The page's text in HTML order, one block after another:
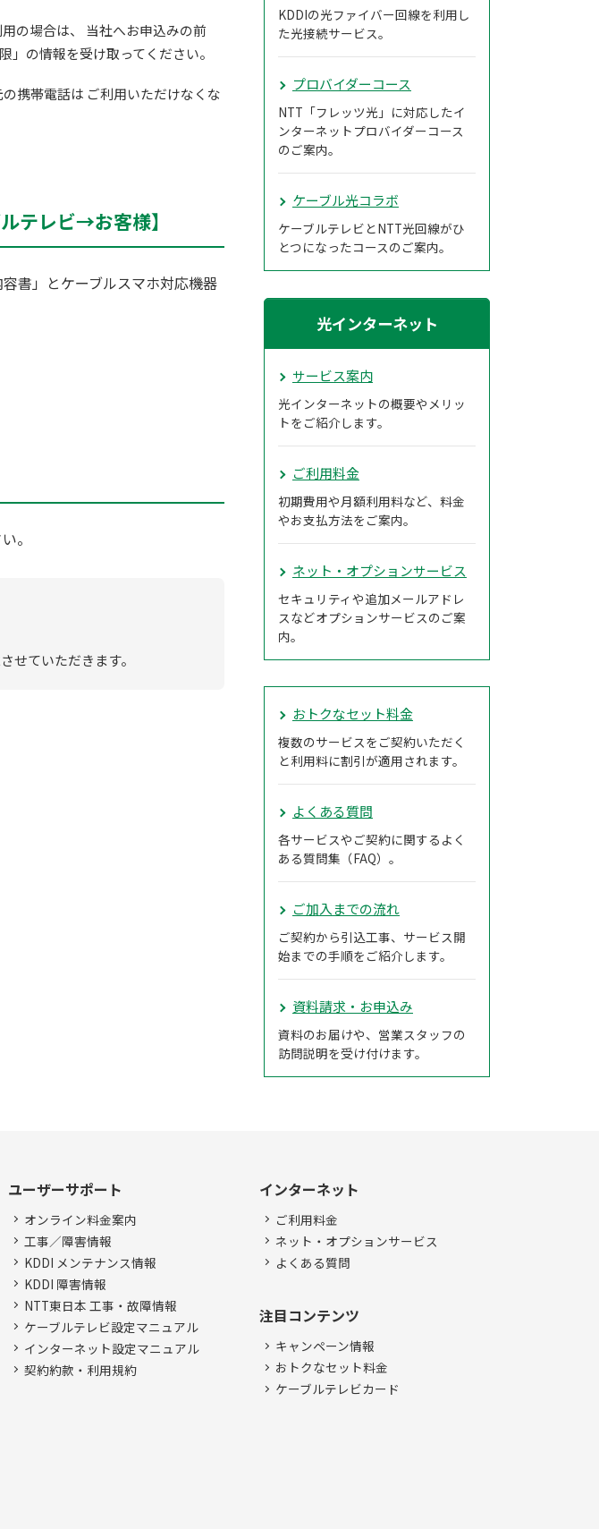
の場合は、 当社へお申込みの前
の情報を受け取ってください。
携帯電話は ご利用いただけなくな
テレビ→お客様】
書」とケーブルスマホ対応機器
。
せていただきます。
KDDIの光ファイバー回線を利用し
た光接続サービス。
プロバイダーコース
NTT「フレッツ光」に対応したイ
ンターネットプロバイダーコース
のご案内。
ケーブル光コラボ
ケーブルテレビとNTT光回線がひ
とつになったコースのご案内。
光インターネット
サービス案内
光インターネットの概要やメリッ
トをご紹介します。
ご利用料金
初期費用や月額利用料など、料金
やお支払方法をご案内。
ネット・オプションサービス
セキュリティや追加メールアドレ
スなどオプションサービスのご案
内。
おトクなセット料金
複数のサービスをご契約いただく
と利用料に割引が適用されます。
よくある質問
各サービスやご契約に関するよく
ある質問集（FAQ）。
ご加入までの流れ
ご契約から引込工事、サービス開
始までの手順をご紹介します。
資料請求・お申込み
資料のお届けや、営業スタッフの
訪問説明を受け付けます。
ユーザーサポート
オンライン料金案内
工事／障害情報
KDDI メンテナンス情報
KDDI 障害情報
NTT東日本 工事・故障情報
ケーブルテレビ設定マニュアル
インターネット設定マニュアル
契約約款・利用規約
インターネット
ご利用料金
ネット・オプションサービス
よくある質問
注目コンテンツ
キャンペーン情報
おトクなセット料金
ケーブルテレビカード